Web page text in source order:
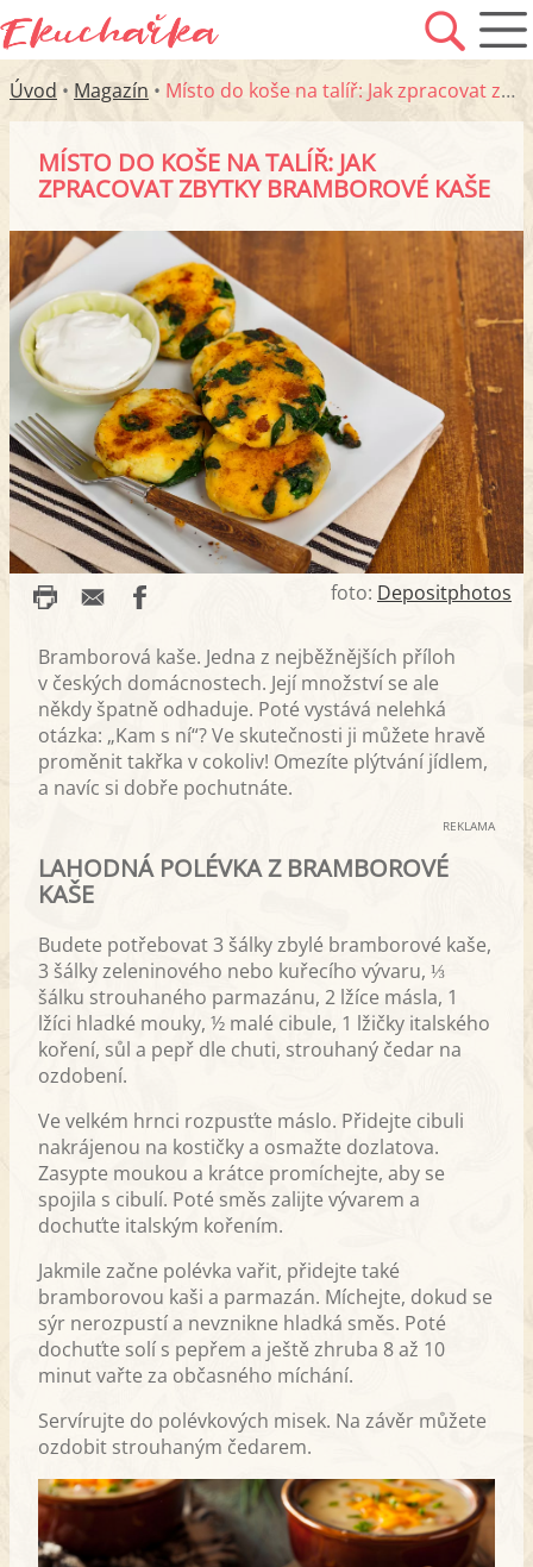
Úvod • Magazín • Místo do koše na talíř: Jak zpracovat zbytky bramborové kaše
MÍSTO DO KOŠE NA TALÍŘ: JAK
ZPRACOVAT ZBYTKY BRAMBOROVÉ KAŠE
foto: Depositphotos
Bramborová kaše. Jedna z nejběžnějších příloh
v českých domácnostech. Její množství se ale
někdy špatně odhaduje. Poté vystává nelehká
otázka: „Kam s ní“? Ve skutečnosti ji můžete hravě
proměnit takřka v cokoliv! Omezíte plýtvání jídlem,
a navíc si dobře pochutnáte.
REKLAMA
LAHODNÁ POLÉVKA Z BRAMBOROVÉ
KAŠE
Budete potřebovat 3 šálky zbylé bramborové kaše,
3 šálky zeleninového nebo kuřecího vývaru, ⅓
šálku strouhaného parmazánu, 2 lžíce másla, 1
lžíci hladké mouky, ½ malé cibule, 1 lžičky italského
koření, sůl a pepř dle chuti, strouhaný čedar na
ozdobení.
Ve velkém hrnci rozpusťte máslo. Přidejte cibuli
nakrájenou na kostičky a osmažte dozlatova.
Zasypte moukou a krátce promíchejte, aby se
spojila s cibulí. Poté směs zalijte vývarem a
dochuťte italským kořením.
Jakmile začne polévka vařit, přidejte také
bramborovou kaši a parmazán. Míchejte, dokud se
sýr nerozpustí a nevznikne hladká směs. Poté
dochuťte solí s pepřem a ještě zhruba 8 až 10
minut vařte za občasného míchání.
Servírujte do polévkových misek. Na závěr můžete
ozdobit strouhaným čedarem.